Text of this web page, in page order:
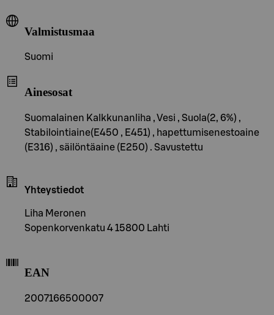
Valmistusmaa
Suomi
Ainesosat
Suomalainen Kalkkunanliha , Vesi , Suola(2, 6%) ,
Stabilointiaine(E450 , E451) , hapettumisenestoaine
(E316) , säilöntäaine (E250) . Savustettu
Yhteystiedot
Liha Meronen
Sopenkorvenkatu 4 15800 Lahti
EAN
2007166500007